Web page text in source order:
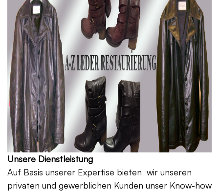
Unsere Dienstleistung
Auf Basis unserer Expertise bieten wir unseren
privaten und gewerblichen Kunden unser Know-how